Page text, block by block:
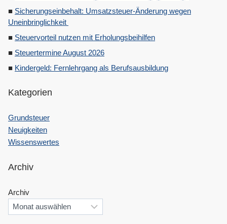
Sicherungseinbehalt: Umsatzsteuer-Änderung wegen
Uneinbringlichkeit
Steuervorteil nutzen mit Erholungsbeihilfen
Steuertermine August 2026
Kindergeld: Fernlehrgang als Berufsausbildung
Kategorien
Grundsteuer
Neuigkeiten
Wissenswertes
Archiv
Archiv